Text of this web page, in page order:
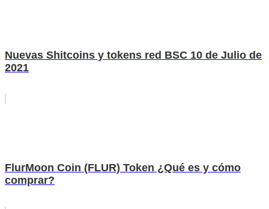
Nuevas Shitcoins y tokens red BSC 10 de Julio de
2021
FlurMoon Coin (FLUR) Token ¿Qué es y cómo
comprar?